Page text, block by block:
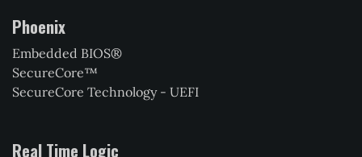
Phoenix
Embedded BIOS®
SecureCore™
SecureCore Technology - UEFI
Real Time Logic